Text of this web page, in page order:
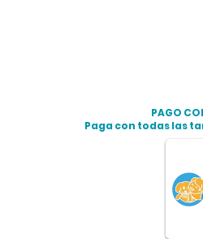
PAGO
Paga con todas las